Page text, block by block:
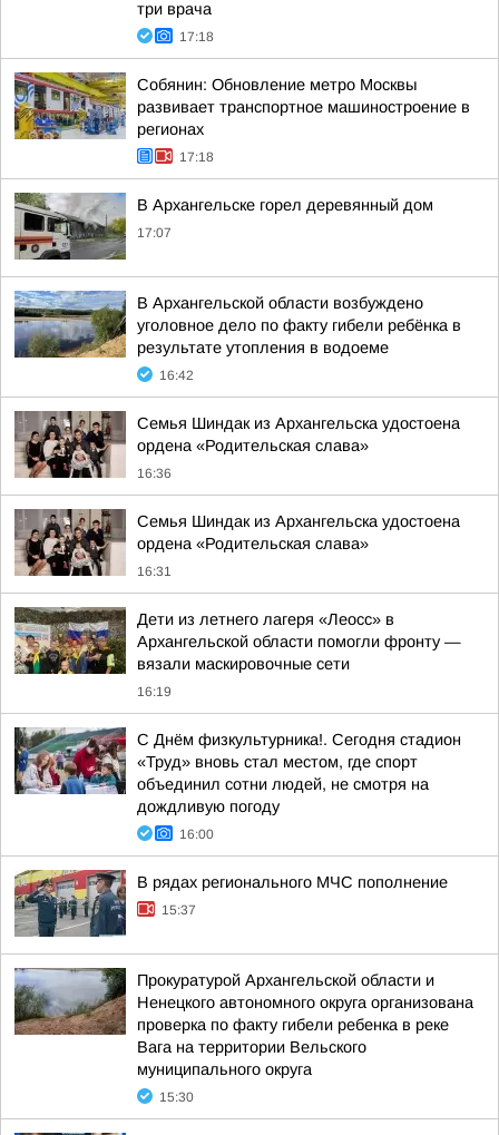
три врача
17:18
Собянин: Обновление метро Москвы
развивает транспортное машиностроение в
регионах
17:18
В Архангельске горел деревянный дом
17:07
В Архангельской области возбуждено
уголовное дело по факту гибели ребёнка в
результате утопления в водоеме
16:42
Семья Шиндак из Архангельска удостоена
ордена «Родительская слава»
16:36
Семья Шиндак из Архангельска удостоена
ордена «Родительская слава»
16:31
Дети из летнего лагеря «Леосс» в
Архангельской области помогли фронту —
вязали маскировочные сети
16:19
С Днём физкультурника!. Сегодня стадион
«Труд» вновь стал местом, где спорт
объединил сотни людей, не смотря на
дождливую погоду
16:00
В рядах регионального МЧС пополнение
15:37
Прокуратурой Архангельской области и
Ненецкого автономного округа организована
проверка по факту гибели ребенка в реке
Вага на территории Вельского
муниципального округа
15:30